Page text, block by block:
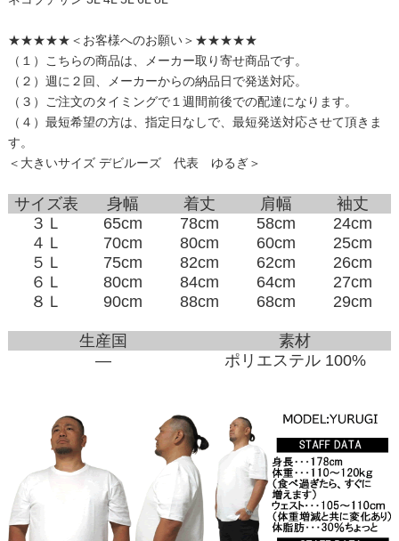
★★★★★＜お客様へのお願い＞★★★★★
（１）こちらの商品は、メーカー取り寄せ商品です。
（２）週に２回、メーカーからの納品日で発送対応。
（３）ご注文のタイミングで１週間前後での配達になります。
（４）最短希望の方は、指定日なしで、最短発送対応させて頂きま
す。
＜大きいサイズ デビルーズ 代表 ゆるぎ＞
サイズ表 身幅 着丈 肩幅
袖丈
３Ｌ
65cm 78cm 58cm
24cm
４Ｌ
70cm 80cm 60cm
25cm
５Ｌ
75cm 82cm 62cm
26cm
６Ｌ
80cm 84cm 64cm
27cm
８Ｌ
90cm 88cm 68cm 29cm
生産国
素材
―
ポリエステル 100%